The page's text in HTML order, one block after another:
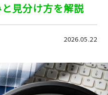
見分け方を解説
2026.05.22